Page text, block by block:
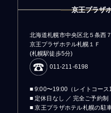
京王プラザ
北海道札幌市中央区北５条西
京王プラザホテル札幌１Ｆ
(札幌駅徒歩5分)
011-211-6198
■ 9:00〜19:00（レイトコース
■ 定休日なし ／ 完全ご予約制
■ 京王プラザホテル札幌の駐